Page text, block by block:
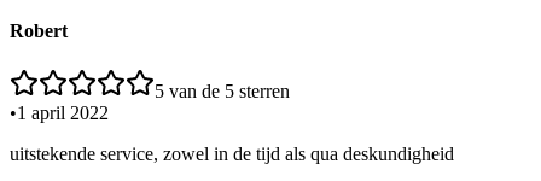
Robert
5 van de 5 sterren
•1 april 2022
uitstekende service, zowel in de tijd als qua deskundigheid